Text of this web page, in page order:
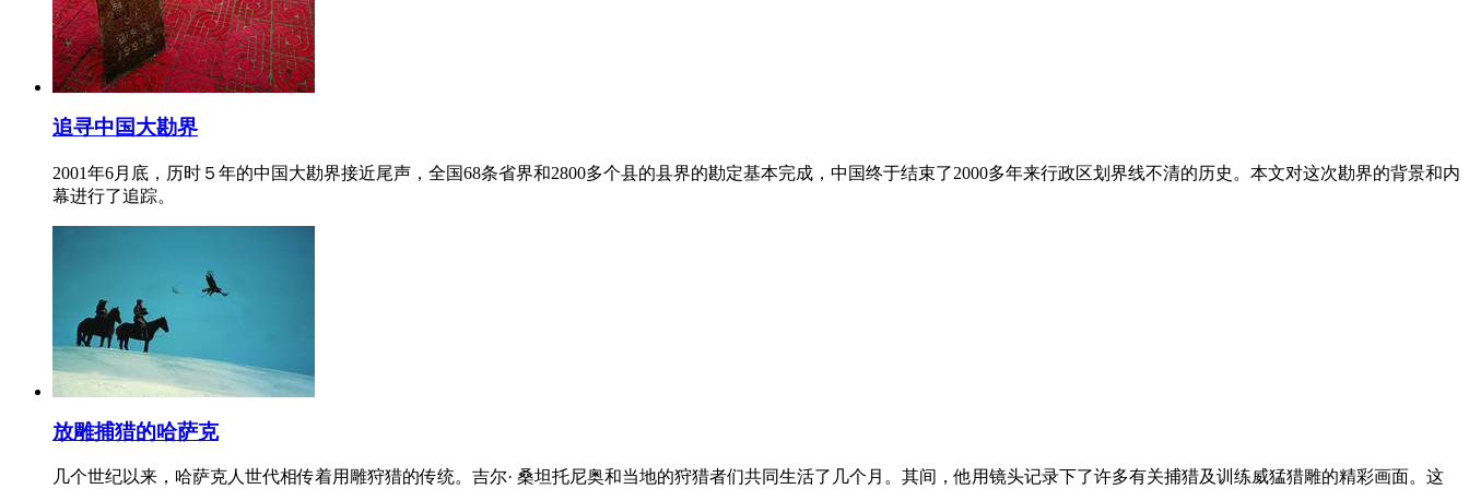
追寻中国大勘界
2001年6月底，历时５年的中国大勘界接近尾声，全国68条省界和2800多个县的县界的勘定基本完成，中国终于结束了2000多年来行政区划界线不清的历史。本文对这次勘界的背景和内
幕进行了追踪。
放雕捕猎的哈萨克
几个世纪以来，哈萨克人世代相传着用雕狩猎的传统。吉尔· 桑坦托尼奥和当地的狩猎者们共同生活了几个月。其间，他用镜头记录下了许多有关捕猎及训练威猛猎雕的精彩画面。这